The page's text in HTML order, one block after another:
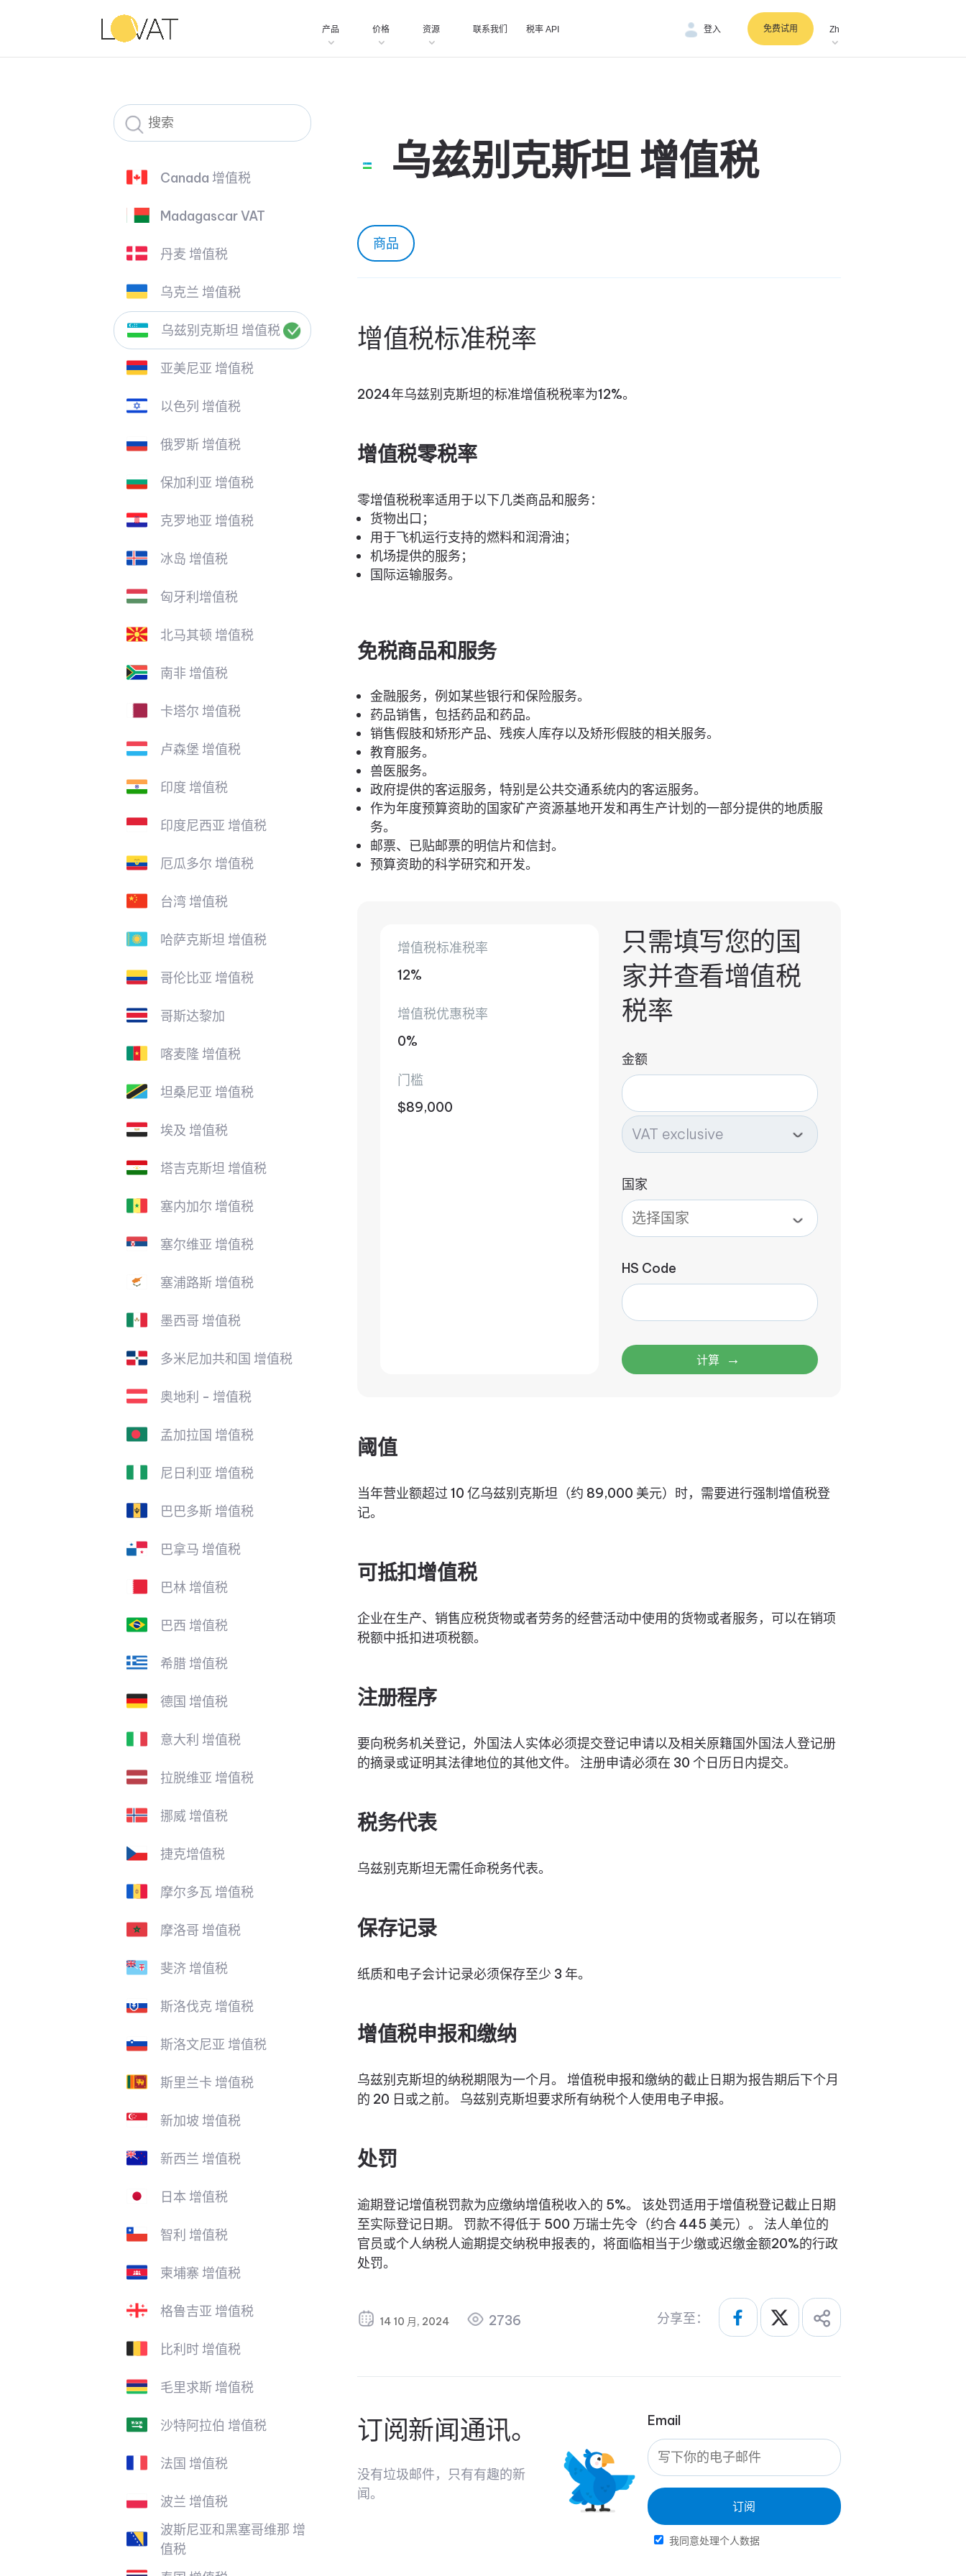
产品 价格 资源 联系我们 Zh
免费试用
登入
税率 API
Canada 增值税
Madagascar VAT
丹麦 增值税
乌克兰 增值税
乌兹别克斯坦 增值税
亚美尼亚 增值税
以色列 增值税
俄罗斯 增值税
保加利亚 增值税
克罗地亚 增值税
冰岛 增值税
匈牙利增值税
北马其顿 增值税
南非 增值税
卡塔尔 增值税
卢森堡 增值税
印度 增值税
印度尼西亚 增值税
厄瓜多尔 增值税
台湾 增值税
哈萨克斯坦 增值税
哥伦比亚 增值税
哥斯达黎加
喀麦隆 增值税
坦桑尼亚 增值税
埃及 增值税
塔吉克斯坦 增值税
塞内加尔 增值税
塞尔维亚 增值税
塞浦路斯 增值税
墨西哥 增值税
多米尼加共和国 增值税
奥地利 - 增值税
孟加拉国 增值税
尼日利亚 增值税
巴巴多斯 增值税
巴拿马 增值税
巴林 增值税
巴西 增值税
希腊 增值税
德国 增值税
意大利 增值税
拉脱维亚 增值税
挪威 增值税
捷克增值税
摩尔多瓦 增值税
摩洛哥 增值税
斐济 增值税
斯洛伐克 增值税
斯洛文尼亚 增值税
斯里兰卡 增值税
新加坡 增值税
新西兰 增值税
日本 增值税
智利 增值税
柬埔寨 增值税
格鲁吉亚 增值税
比利时 增值税
毛里求斯 增值税
沙特阿拉伯 增值税
法国 增值税
波兰 增值税
波斯尼亚和黑塞哥维那 增
值税
乌兹别克斯坦 增值税
商品
增值税标准税率
2024年乌兹别克斯坦的标准增值税税率为12%。
增值税零税率
零增值税税率适用于以下几类商品和服务：
货物出口；
用于飞机运行支持的燃料和润滑油；
机场提供的服务；
国际运输服务。
免税商品和服务
金融服务，例如某些银行和保险服务。
药品销售，包括药品和药品。
销售假肢和矫形产品、残疾人库存以及矫形假肢的相关服务。
教育服务。
兽医服务。
政府提供的客运服务，特别是公共交通系统内的客运服务。
作为年度预算资助的国家矿产资源基地开发和再生产计划的一部分提供的地质服
务。
邮票、已贴邮票的明信片和信封。
预算资助的科学研究和开发。
增值税标准税率
12%
增值税优惠税率
0%
门槛
$89,000
只需填写您的国
家并查看增值税
税率
金额
国家
HS Code
计算 →
阈值
当年营业额超过 10 亿乌兹别克斯坦（约 89,000 美元）时，需要进行强制增值税登
记。
可抵扣增值税
企业在生产、销售应税货物或者劳务的经营活动中使用的货物或者服务，可以在销项
税额中抵扣进项税额。
注册程序
要向税务机关登记，外国法人实体必须提交登记申请以及相关原籍国外国法人登记册
的摘录或证明其法律地位的其他文件。 注册申请必须在 30 个日历日内提交。
税务代表
乌兹别克斯坦无需任命税务代表。
保存记录
纸质和电子会计记录必须保存至少 3 年。
增值税申报和缴纳
乌兹别克斯坦的纳税期限为一个月。 增值税申报和缴纳的截止日期为报告期后下个月
的 20 日或之前。 乌兹别克斯坦要求所有纳税个人使用电子申报。
处罚
逾期登记增值税罚款为应缴纳增值税收入的 5%。 该处罚适用于增值税登记截止日期
至实际登记日期。 罚款不得低于 500 万瑞士先令（约合 445 美元）。 法人单位的
官员或个人纳税人逾期提交纳税申报表的，将面临相当于少缴或迟缴金额20%的行政
处罚。
14 10 月, 2024 2736 分享至：
订阅新闻通讯。
没有垃圾邮件，只有有趣的新
闻。
Email
订阅
我同意处理个人数据